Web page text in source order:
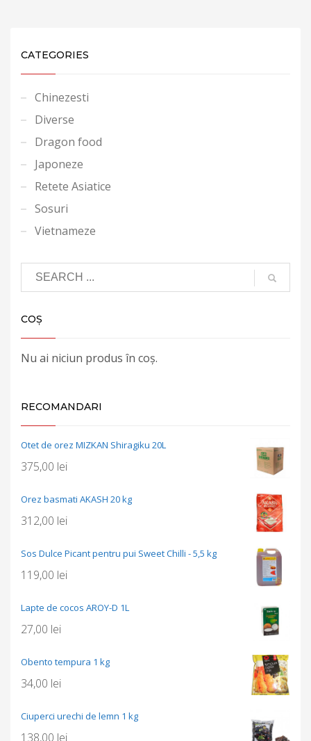
CATEGORIES
Chinezesti
Diverse
Dragon food
Japoneze
Retete Asiatice
Sosuri
Vietnameze
COȘ
Nu ai niciun produs în coș.
RECOMANDARI
Otet de orez MIZKAN Shiragiku 20L
375,00 lei
Orez basmati AKASH 20 kg
312,00 lei
Sos Dulce Picant pentru pui Sweet Chilli - 5,5 kg
119,00 lei
Lapte de cocos AROY-D 1L
27,00 lei
Obento tempura 1 kg
34,00 lei
Ciuperci urechi de lemn 1 kg
138,00 lei